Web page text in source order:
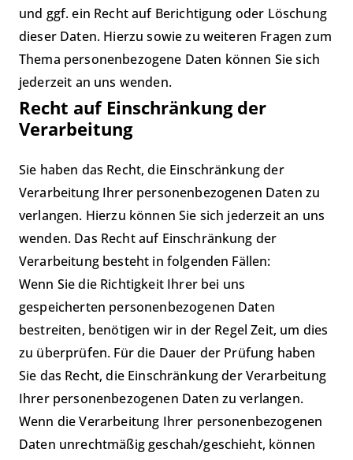
und ggf. ein Recht auf Berichtigung oder Löschung
dieser Daten. Hierzu sowie zu weiteren Fragen zum
Thema personenbezogene Daten können Sie sich
jederzeit an uns wenden.
Recht auf Einschränkung der
Verarbeitung
Sie haben das Recht, die Einschränkung der
Verarbeitung Ihrer personenbezogenen Daten zu
verlangen. Hierzu können Sie sich jederzeit an uns
wenden. Das Recht auf Einschränkung der
Verarbeitung besteht in folgenden Fällen:
Wenn Sie die Richtigkeit Ihrer bei uns
gespeicherten personenbezogenen Daten
bestreiten, benötigen wir in der Regel Zeit, um dies
zu überprüfen. Für die Dauer der Prüfung haben
Sie das Recht, die Einschränkung der Verarbeitung
Ihrer personenbezogenen Daten zu verlangen.
Wenn die Verarbeitung Ihrer personenbezogenen
Daten unrechtmäßig geschah/geschieht, können